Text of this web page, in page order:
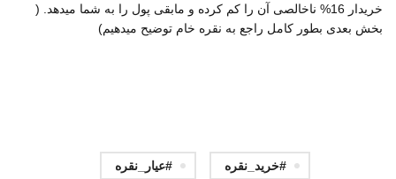
خریدار 16% ناخالصی آن را کم کرده و مابقی پول را به شما میدهد. (
بخش بعدی بطور کامل راجع به نقره خام توضیح میدهیم)
#خرید_نقره #عیار_نقره